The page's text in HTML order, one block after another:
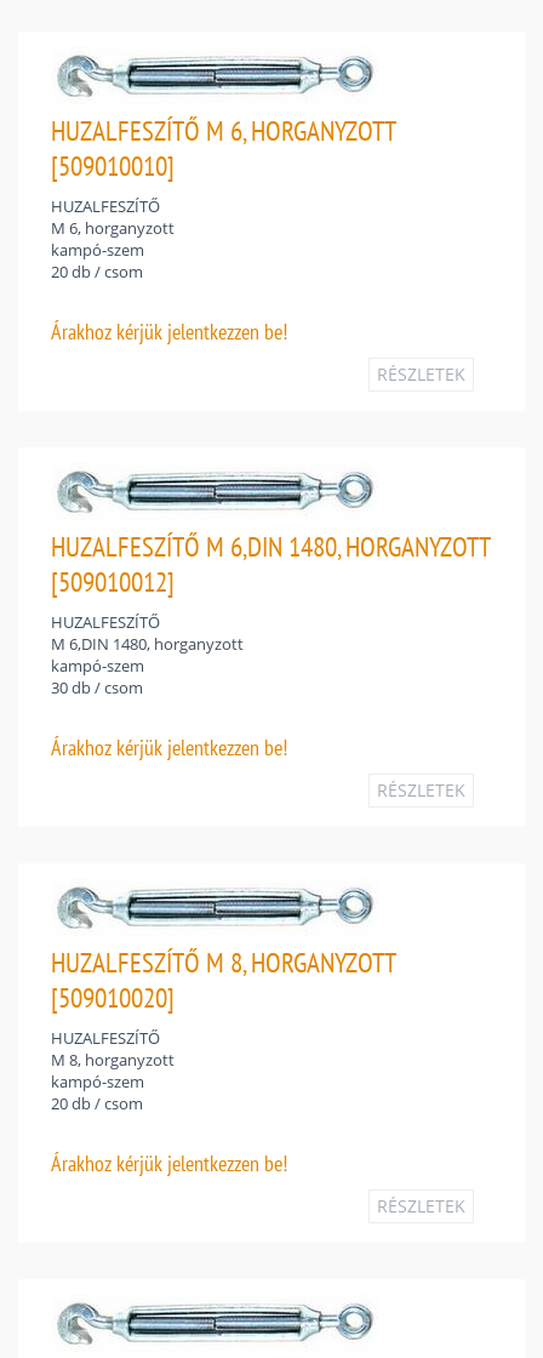
HUZALFESZÍTŐ M 6, HORGANYZOTT
[509010010]
HUZALFESZÍTŐ
M 6, horganyzott
kampó-szem
20 db / csom
Árakhoz kérjük jelentkezzen be!
RÉSZLETEK
HUZALFESZÍTŐ M 6,DIN 1480, HORGANYZOTT
[509010012]
HUZALFESZÍTŐ
M 6,DIN 1480, horganyzott
kampó-szem
30 db / csom
Árakhoz kérjük jelentkezzen be!
RÉSZLETEK
HUZALFESZÍTŐ M 8, HORGANYZOTT
[509010020]
HUZALFESZÍTŐ
M 8, horganyzott
kampó-szem
20 db / csom
Árakhoz kérjük jelentkezzen be!
RÉSZLETEK